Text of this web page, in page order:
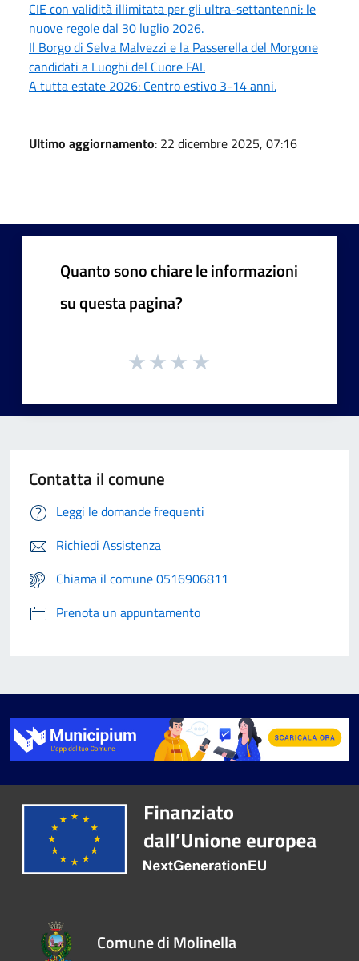
CIE con validità illimitata per gli ultra-settantenni: le
nuove regole dal 30 luglio 2026.
Il Borgo di Selva Malvezzi e la Passerella del Morgone
candidati a Luoghi del Cuore FAI.
A tutta estate 2026: Centro estivo 3-14 anni.
Ultimo aggiornamento: 22 dicembre 2025, 07:16
Quanto sono chiare le informazioni
su questa pagina?
Contatta il comune
Leggi le domande frequenti
Richiedi Assistenza
Chiama il comune 0516906811
Prenota un appuntamento
Comune di Molinella